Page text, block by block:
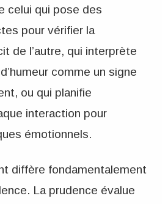
celui qui pose des
pour vérifier la
de l’autre, qui interprète
comme un signe
ou qui planifie
interaction pour
émotionnels.
diffère fondamentalement
La prudence évalue